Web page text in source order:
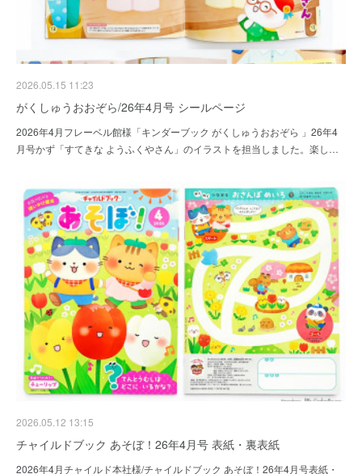
2026.05.15 11:23
がくしゅうおおぞら/26年4月号 シールページ
2026年4月フレーベル館様「キンダーブック がくしゅうおおぞら 」26年4
月号かず「すてきな ようふくやさん」のイラストを担当しました。楽し…
2026.05.12 13:15
チャイルドブック あそぼ！26年4月号 表紙・裏表紙
2026年4月チャイルド本社様/チャイルドブック あそぼ！26年4月号表紙・